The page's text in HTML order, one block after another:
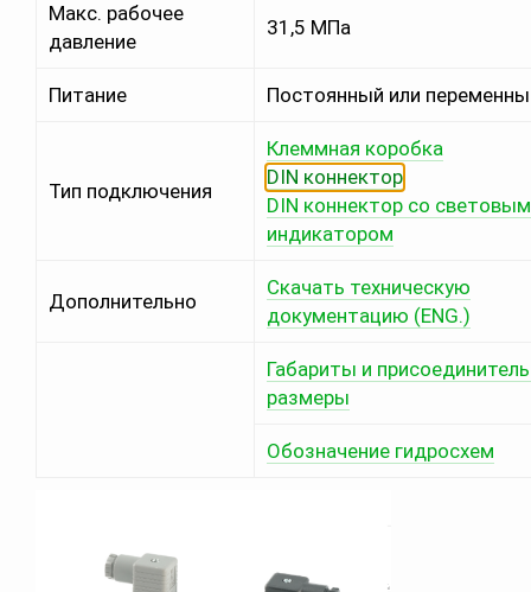
Макс. рабочее
давление
31,5 МПа
Питание Постоянный или
Тип подключения
Клеммная коробка
DIN коннектор
DIN коннектор со световым
индикатором
Дополнительно
Скачать техническую
документацию (ENG.)
Габариты и
размеры
Обозначение гидросхем